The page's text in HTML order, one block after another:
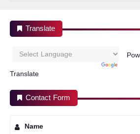
Translate
Translate
Contact Form
Name